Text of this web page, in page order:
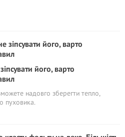
його, варто
надовго зберегти тепло,
пуховика.